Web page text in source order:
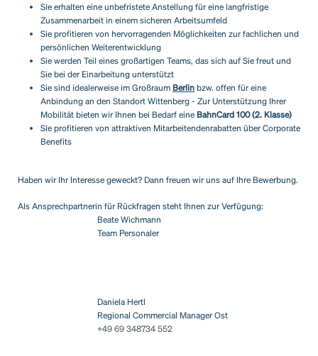
Sie erhalten eine unbefristete Anstellung für eine langfristige
Zusammenarbeit in einem sicheren Arbeitsumfeld
Sie profitieren von hervorragenden Möglichkeiten zur fachlichen und
persönlichen Weiterentwicklung
Sie werden Teil eines großartigen Teams, das sich auf Sie freut und
Sie bei der Einarbeitung unterstützt
Sie sind idealerweise im Großraum Berlin bzw. offen für eine
Anbindung an den Standort Wittenberg - Zur Unterstützung Ihrer
Mobilität bieten wir Ihnen bei Bedarf eine BahnCard 100 (2. Klasse)
Sie profitieren von attraktiven Mitarbeitendenrabatten über Corporate
Benefits
Haben wir Ihr Interesse geweckt? Dann freuen wir uns auf Ihre Bewerbung.
Als Ansprechpartnerin für Rückfragen steht Ihnen zur Verfügung:
Beate Wichmann
Team Personaler
Daniela Hertl
Regional Commercial Manager Ost
+49 69 348734 552